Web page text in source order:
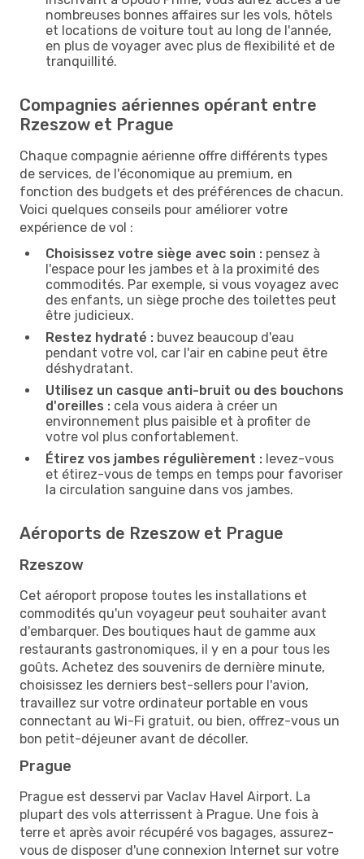
nombreuses bonnes affaires sur les vols, hôtels
et locations de voiture tout au long de l'année,
en plus de voyager avec plus de flexibilité et de
tranquillité.
Compagnies aériennes opérant entre
Rzeszow et Prague
Chaque compagnie aérienne offre différents types
de services, de l'économique au premium, en
fonction des budgets et des préférences de chacun.
Voici quelques conseils pour améliorer votre
expérience de vol :
Choisissez votre siège avec soin : pensez à
l'espace pour les jambes et à la proximité des
commodités. Par exemple, si vous voyagez avec
des enfants, un siège proche des toilettes peut
être judicieux.
Restez hydraté : buvez beaucoup d'eau
pendant votre vol, car l'air en cabine peut être
déshydratant.
Utilisez un casque anti-bruit ou des bouchons
d'oreilles : cela vous aidera à créer un
environnement plus paisible et à profiter de
votre vol plus confortablement.
Étirez vos jambes régulièrement : levez-vous
et étirez-vous de temps en temps pour favoriser
la circulation sanguine dans vos jambes.
Aéroports de Rzeszow et Prague
Rzeszow
Cet aéroport propose toutes les installations et
commodités qu'un voyageur peut souhaiter avant
d'embarquer. Des boutiques haut de gamme aux
restaurants gastronomiques, il y en a pour tous les
goûts. Achetez des souvenirs de dernière minute,
choisissez les derniers best-sellers pour l'avion,
travaillez sur votre ordinateur portable en vous
connectant au Wi-Fi gratuit, ou bien, offrez-vous un
bon petit-déjeuner avant de décoller.
Prague
Prague est desservi par Vaclav Havel Airport. La
plupart des vols atterrissent à Prague. Une fois à
terre et après avoir récupéré vos bagages, assurez-
vous de disposer d'une connexion Internet sur votre